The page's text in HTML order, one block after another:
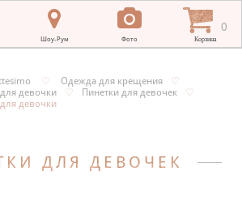
0
Корзина
Шоу-Рум Фото
♡ Одежда для крещения
♡
девочки
♡ Пинетки для девочек
♡
девочки
ДЛЯ ДЕВОЧЕК